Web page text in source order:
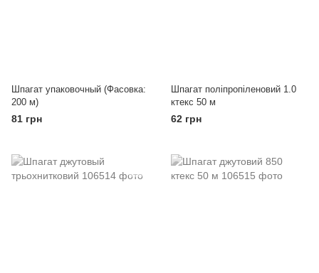
Шпагат упаковочный (Фасовка:
200 м)
81 грн
Шпагат поліпропіленовий 1.0
ктекс 50 м
62 грн